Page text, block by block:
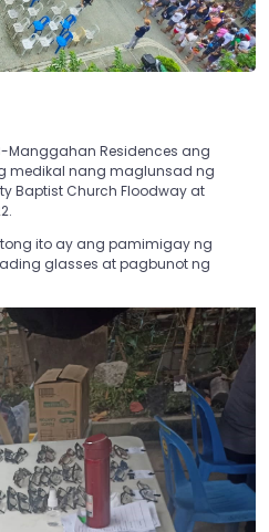
Manggahan Residences ang
medikal nang maglunsad ng
Baptist Church Floodway at
ito ay ang pamimigay ng
glasses at pagbunot ng